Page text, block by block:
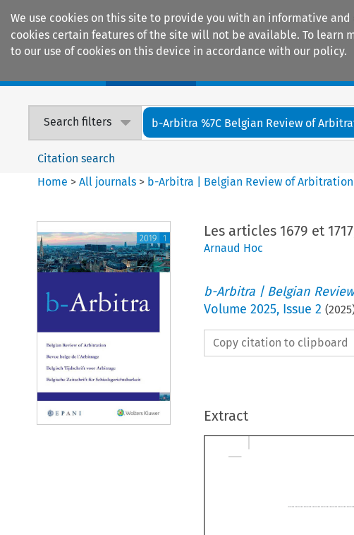
We use cookies on this site to provide you with an informative
cookies certain features of the site will not be available. To learn
to our use of cookies on this device in accordance with our policy.
Search filters b-Arbitra %7C Belgian Review of
Citation search
Home >All journals > b-Arbitra | Belgian Review of Arbitration
Les articles 1679 et
Arnaud Hoc
b-Arbitra | Belgian
Volume 2025, Issue 2 (2025
Copy citation to clipboard
Extract